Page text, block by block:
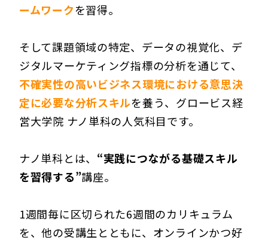
ームワークを習得。
そして課題領域の特定、データの視覚化、デ
ジタルマーケティング指標の分析を通じて、
不確実性の高いビジネス環境における意思決
定に必要な分析スキルを養う、グロービス経
営大学院 ナノ単科の人気科目です。
ナノ単科とは、 “実践につながる基礎スキル
を習得する”講座。
1週間毎に区切られた6週間のカリキュラム
を、他の受講生とともに、オンラインかつ好